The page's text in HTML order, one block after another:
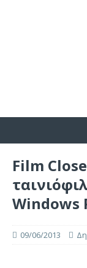
Film
Windows
09/06/2013